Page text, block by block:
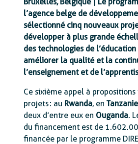
l’agence belge de
sélectionné cinq nouveaux
développer à plus grande
des technologies de
améliorer la qualité et la
l’enseignement et de
Ce sixième appel à propositions
projets : au Rwanda, en Tanzanie
deux d’entre eux en Ouganda.
du financement est de
financée par le programme